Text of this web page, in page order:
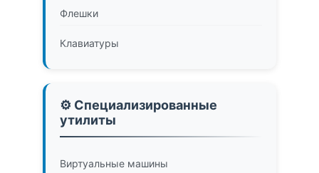
Флешки
Клавиатуры
⚙️ Специализированные
утилиты
Виртуальные машины